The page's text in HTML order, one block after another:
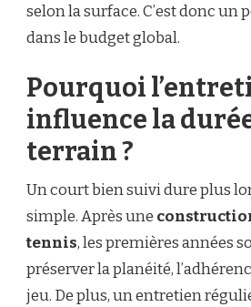
selon la surface. C’est donc un
dans le budget global.
Pourquoi
influence la
terrain ?
Un court bien suivi dure plus
simple. Après une
tennis, les premières années
préserver la planéité,
jeu. De plus, un entretien